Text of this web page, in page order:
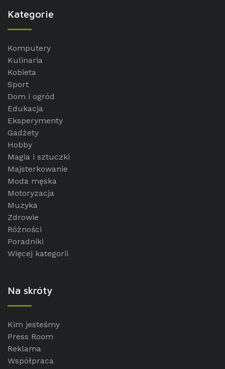
Kategorie
Komputery
Kulinaria
Kobieta
Sport
Dom i ogród
Edukacja
Eksperymenty
Gadżety
Hobby
Magia i sztuczki
Majsterkowanie
Moda męska
Motoryzacja
Muzyka
Zdrowie
Różności
Poradniki
Więcej kategorii
Na skróty
Kim jesteśmy
Press Room
Reklama
Współpraca